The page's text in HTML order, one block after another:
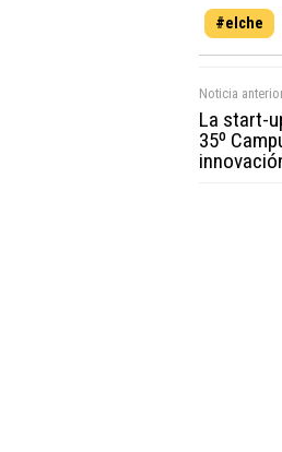
#elche
Noticia
La start-
35º